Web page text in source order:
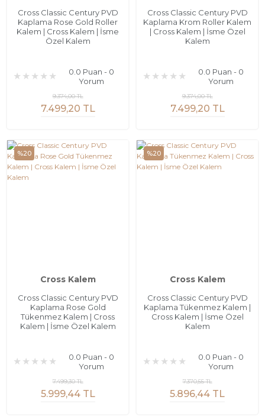
Cross Classic Century PVD
Kaplama Rose Gold Roller
Kalem | Cross Kalem | İsme
Özel Kalem
0.0 Puan - 0
Yorum
7.499,20 TL
9.374,00 TL
Cross Classic Century PVD
Kaplama Krom Roller Kalem
| Cross Kalem | İsme Özel
Kalem
0.0 Puan - 0
Yorum
7.499,20 TL
9.374,00 TL
%20
Cross Kalem
Cross Classic Century PVD
Kaplama Rose Gold
Tükenmez Kalem | Cross
Kalem | İsme Özel Kalem
0.0 Puan - 0
Yorum
5.999,44 TL
7.499,30 TL
%20
Cross Kalem
Cross Classic Century PVD
Kaplama Tükenmez Kalem |
Cross Kalem | İsme Özel
Kalem
0.0 Puan - 0
Yorum
5.896,44 TL
7.370,55 TL